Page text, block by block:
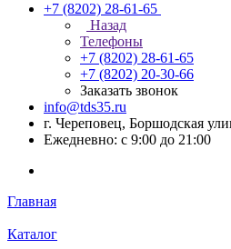
+7 (8202) 28‑61-65
Назад
Телефоны
+7 (8202) 28‑61-65
+7 (8202) 20‑30-66
Заказать звонок
info@tds35.ru
г. Череповец, Боршодская
Ежедневно: с 9:00 до 21:00
Главная
Каталог